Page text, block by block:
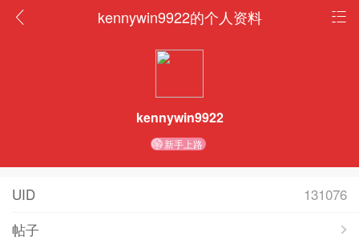
kennywin9922的个人资料
kennywin9922
新手上路
UID
131076
帖子